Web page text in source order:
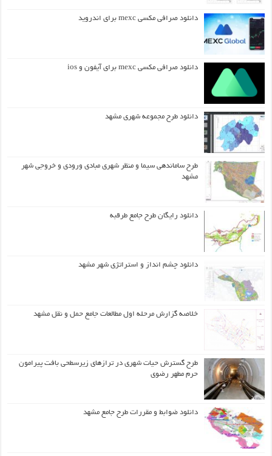
دانلود صرافی مکسی mexc برای اندروید
دانلود صرافی مکسی mexc برای آیفون و ios
دانلود طرح مجموعه شهری مشهد
طرح ساماندهی سیما و منظر شهری مبادی ورودی و خروجی شهر
مشهد
دانلود رایگان طرح جامع طرقبه
دانلود چشم انداز و استراتژی شهر مشهد
خلاصه گزارش مرحله اول مطالعات جامع حمل و نقل مشهد
طرح گسترش حیات شهري در ترازهاي زیرسطحی بافت پیرامون
حرم مطهر رضوي
دانلود ضوابط و مقررات طرح جامع مشهد